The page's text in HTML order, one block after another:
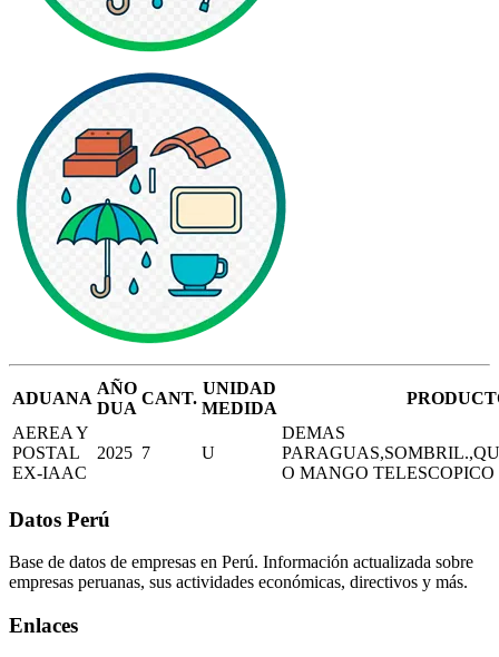
ADUANA
AÑO
DUA
CANT.
UNIDAD
MEDIDA
AEREA Y
POSTAL
EX-IAAC
2025 7 U
DEMAS
O MANGO TELESCOPICO
Datos Perú
Base de datos de empresas en Perú. Información actualizada sobre
empresas peruanas, sus actividades económicas, directivos y más.
Enlaces